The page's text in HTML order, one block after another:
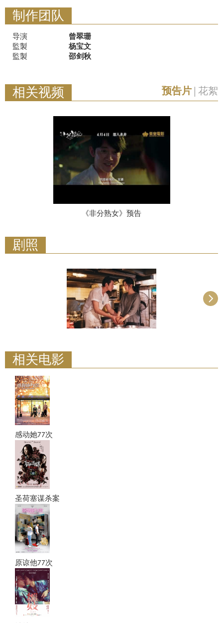
制作团队
导演
曾翠珊
監製
杨宝文
監製
邵剑秋
相关视频 预告片 花絮
《非分熟女》预告
剧照
相关电影
感动她77次
圣荷塞谋杀案
原谅他77次